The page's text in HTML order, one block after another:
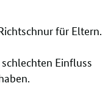
für Eltern.
Einfluss